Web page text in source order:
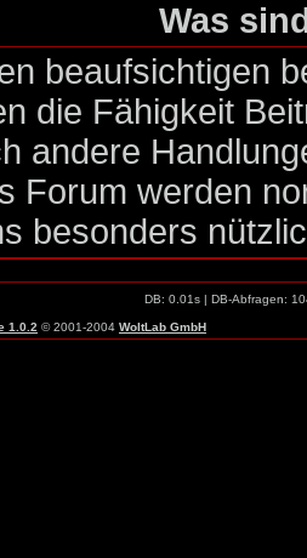
Was
beaufsichtigen
die Fähigkeit
andere
Forum werden
besonders
DB: 0.01s | DB-Abfragen:
1.0.2 © 2001-2004 WoltLab GmbH